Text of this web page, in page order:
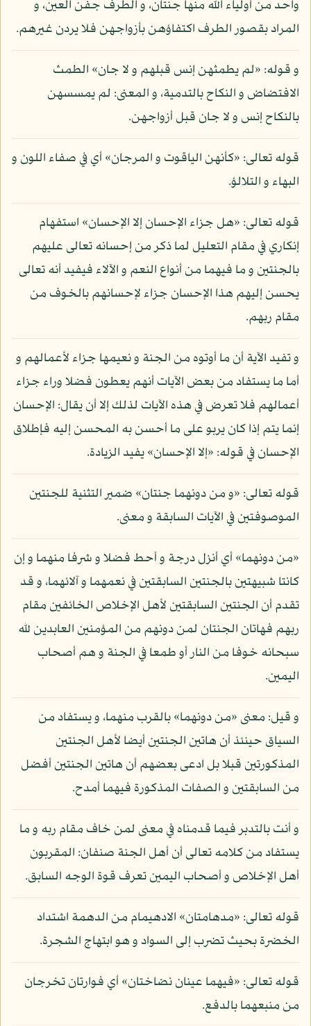
واحد من أولياء الله منها جنتان، و الطرف جفن العين، و
المراد بقصور الطرف اكتفاؤهن بأزواجهن فلا يردن غيرهم.
و قوله: «لم يطمثهن إنس قبلهم و لا جان» الطمث
الافتضاض و النكاح بالتدمية، و المعنى: لم يمسسهن
بالنكاح إنس و لا جان قبل أزواجهن.
قوله تعالى: «كأنهن الياقوت و المرجان» أي في صفاء اللون و
البهاء و التلالؤ.
قوله تعالى: «هل جزاء الإحسان إلا الإحسان» استفهام
إنكاري في مقام التعليل لما ذكر من إحسانه تعالى عليهم
بالجنتين و ما فيهما من أنواع النعم و الآلاء فيفيد أنه تعالى
يحسن إليهم هذا الإحسان جزاء لإحسانهم بالخوف من
مقام ربهم.
و تفيد الآية أن ما أوتوه من الجنة و نعيمها جزاء لأعمالهم و
أما ما يستفاد من بعض الآيات أنهم يعطون فضلا وراء جزاء
أعمالهم فلا تعرض في هذه الآيات لذلك إلا أن يقال: الإحسان
إنما يتم إذا كان يربو على ما أحسن به المحسن إليه فإطلاق
الإحسان في قوله: «إلا الإحسان» يفيد الزيادة.
قوله تعالى: «و من دونهما جنتان» ضمير التثنية للجنتين
الموصوفتين في الآيات السابقة و معنى.
«من دونهما» أي أنزل درجة و أحط فضلا و شرفا منهما و إن
كانتا شبيهتين بالجنتين السابقتين في نعمهما و آلائهما، و قد
تقدم أن الجنتين السابقتين لأهل الإخلاص الخائفين مقام
ربهم فهاتان الجنتان لمن دونهم من المؤمنين العابدين لله
سبحانه خوفا من النار أو طمعا في الجنة و هم أصحاب
اليمين.
و قيل: معنى «من دونهما» بالقرب منهما، و يستفاد من
السياق حينئذ أن هاتين الجنتين أيضا لأهل الجنتين
المذكورتين قبلا بل ادعى بعضهم أن هاتين الجنتين أفضل
من السابقتين و الصفات المذكورة فيهما أمدح.
و أنت بالتدبر فيما قدمناه في معنى لمن خاف مقام ربه و ما
يستفاد من كلامه تعالى أن أهل الجنة صنفان: المقربون
أهل الإخلاص و أصحاب اليمين تعرف قوة الوجه السابق.
قوله تعالى: «مدهامتان» الادهيمام من الدهمة اشتداد
الخضرة بحيث تضرب إلى السواد و هو ابتهاج الشجرة.
قوله تعالى: «فيهما عينان نضاختان» أي فوارتان تخرجان
من منبعهما بالدفع.